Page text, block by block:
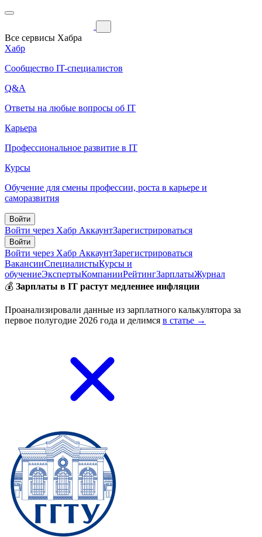
Все сервисы Хабра
Хабр
Сообщество IT-специалистов
Q&A
Ответы на любые вопросы об IT
Карьера
Профессиональное развитие в IT
Курсы
Обучение для смены профессии, роста в карьере и
саморазвития
Войти
Войти через Хабр АккаунтЗарегистрироваться
Войти
Войти через Хабр АккаунтЗарегистрироваться
ВакансииСпециалистыКурсы и
обучениеЭкспертыКомпанииРейтингЗарплатыЖурнал
💰 Зарплаты в IT растут медленнее инфляции
Проанализировали данные из зарплатного калькулятора за
первое полугодие 2026 года и делимся в статье →